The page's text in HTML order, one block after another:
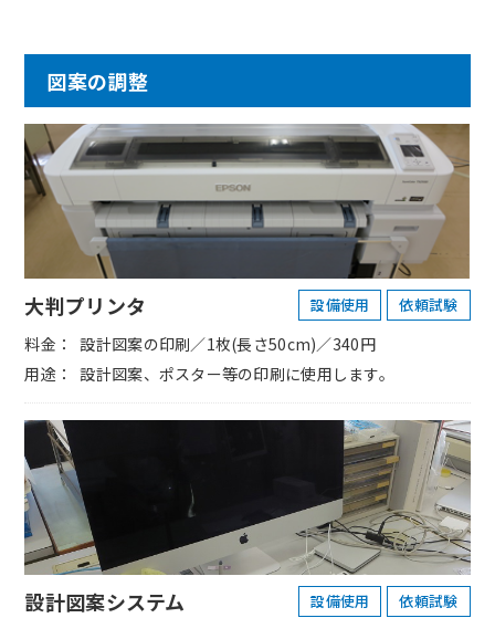
図案の調整
大判プリンタ 設備使用 依頼試験
料金
設計図案の印刷／1枚(長さ50cm)／340円
用途
設計図案、ポスター等の印刷に使用します。
設計図案システム 設備使用 依頼試験